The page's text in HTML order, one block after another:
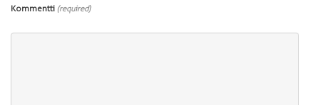
Kommentti (required)